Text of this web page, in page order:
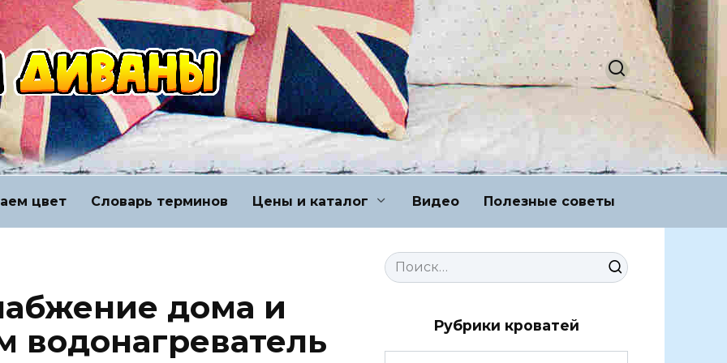
цвет Словарь терминов Цены и каталог Видео Полезные советы
дома и
водонагреватель
Search
for:
Рубрики кроватей